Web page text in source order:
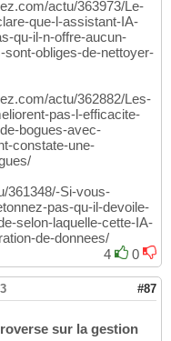
actu/363973/Le-
que-l-assistant-IA-
qu-il-n-offre-aucun-
obliges-de-nettoyer-
actu/362882/Les-
pas-l-efficacite-
bogues-avec-
constate-une-
361348/-Si-vous-
pas-qu-il-devoile-
selon-laquelle-cette-IA-
de-donnees/
4
0
#87
sur la gestion